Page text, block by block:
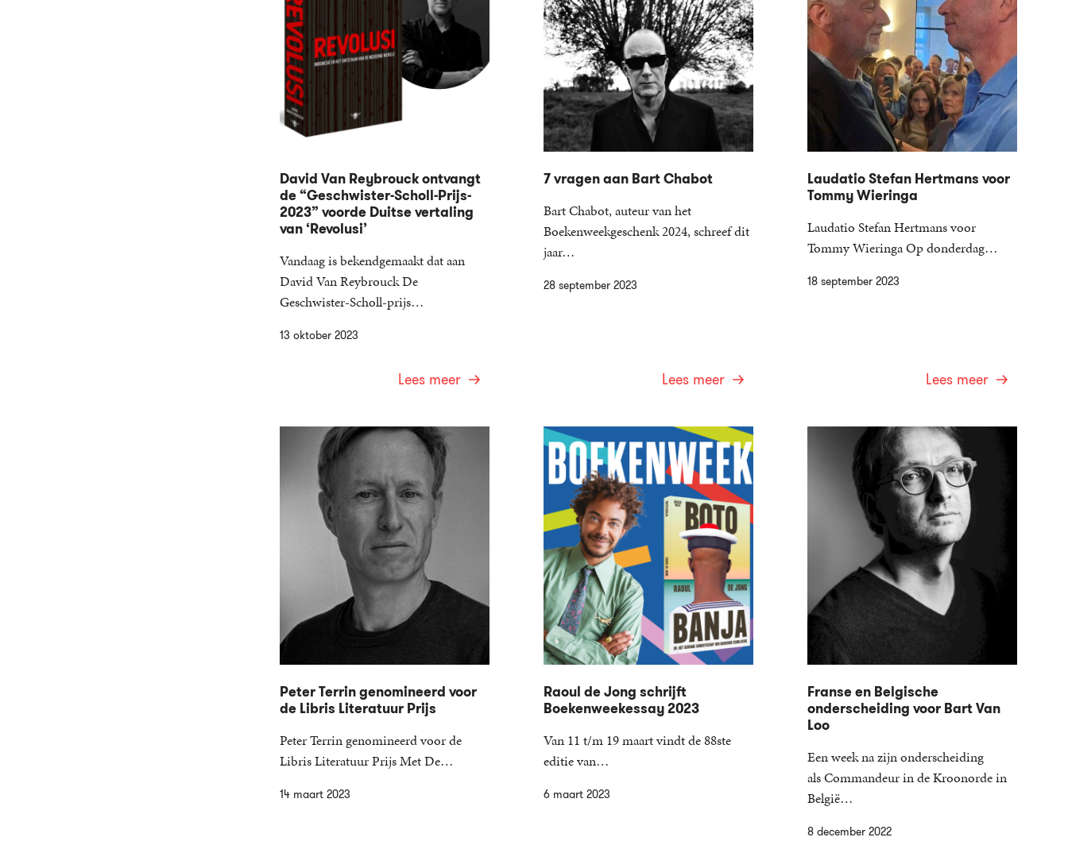
13 oktober 2023
David Van Reybrouck ontvangt
de “Geschwister-Scholl-Prijs-
2023” voorde Duitse vertaling
van ‘Revolusi’
Vandaag is bekendgemaakt dat aan
David Van Reybrouck De
Geschwister-Scholl-prijs…
Lees meer
28 september 2023
7 vragen aan Bart Chabot
Bart Chabot, auteur van het
Boekenweekgeschenk 2024, schreef dit
jaar…
Lees meer
18 september 2023
Laudatio Stefan Hertmans voor
Tommy Wieringa
Laudatio Stefan Hertmans voor
Tommy Wieringa Op donderdag…
Lees meer
14 maart 2023
Peter Terrin genomineerd voor
de Libris Literatuur Prijs
Peter Terrin genomineerd voor de
Libris Literatuur Prijs Met De…
6 maart 2023
Raoul de Jong schrijft
Boekenweekessay 2023
Van 11 t/m 19 maart vindt de 88ste
editie van…
8 december 2022
Franse en Belgische
onderscheiding voor Bart Van
Loo
Een week na zijn onderscheiding
als Commandeur in de Kroonorde in
België…